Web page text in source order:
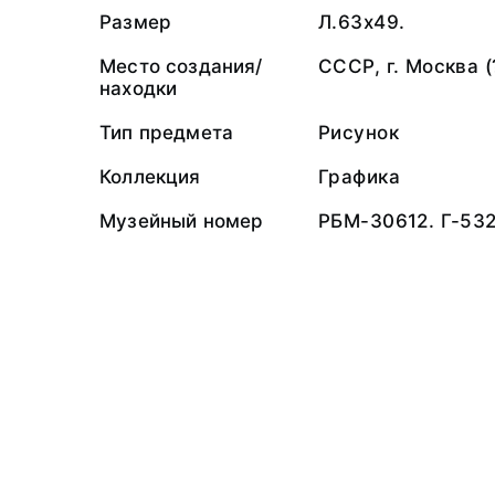
Размер
Л.63x49.
Место создания/
находки
СССР, г. Москва
Тип предмета
Рисунок
Коллекция
Графика
Музейный номер
РБМ-30612. Г-